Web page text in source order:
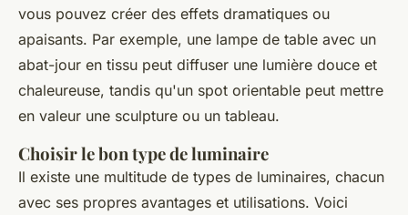
vous pouvez créer des effets dramatiques ou
apaisants. Par exemple, une lampe de table avec un
abat-jour en tissu peut diffuser une lumière douce et
chaleureuse, tandis qu'un spot orientable peut mettre
en valeur une sculpture ou un tableau.
Choisir le bon type de luminaire
Il existe une multitude de types de luminaires, chacun
avec ses propres avantages et utilisations. Voici